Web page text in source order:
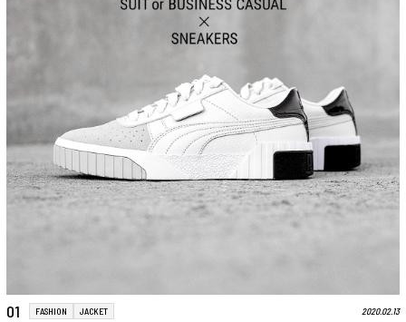
01 FASHION JACKET 2020.02.13